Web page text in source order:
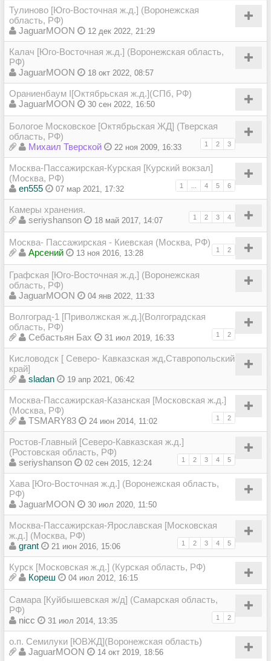
Тулиново [Юго-Восточная ж.д.] (Воронежская
область, РФ)
JaguarMOON
12 дек 2022, 21:29
Калач [Юго-Восточная ж.д.] (Воронежская область,
РФ)
JaguarMOON
18 окт 2022, 08:57
Ораниенбаум I[Октябрьская ж.д.](СПб, РФ)
JaguarMOON
30 сен 2022, 16:50
Бологое Московское [Октябрьская ЖД] (Тверская
область, РФ)
1 2 3
Михаил Тверской 22 ноя 2009, 16:33
Москва-Пассажирская-Курская [Курский вокзал]
(Москва, РФ)
1 4 5 6
en555 07 мар 2021, 17:32
Камеры хранения.
1 2 3 4
seriyshanson 18 май 2017, 14:07
Москва- Пассажирская - Киевская (Москва, РФ)
1 2
Арсений 13 ноя 2016, 13:28
Графская [Юго-Восточная ж.д.] (Воронежская
область, РФ)
JaguarMOON
04 янв 2022, 11:33
Волгоград-1 [Приволжская ж.д.](Волгоградская
область, РФ)
1 2
Себастьян Бах 31 июл 2019, 16:33
Кисловодск [ Северо- Кавказская жд,Ставропольский
край]
sladan
19 апр 2021, 06:42
Москва-Пассажирская-Казанская [Московская ж.д.]
(Москва, РФ)
1 2
TSMARY83 24 июн 2014, 11:02
Ростов-Главный [Северо-Кавказская ж.д.]
(Ростовская область, РФ)
1 2 3 4 5
seriyshanson 02 сен 2015, 12:24
Хава [Юго-Восточная ж.д.] (Воронежская область,
РФ)
JaguarMOON
30 июл 2020, 11:50
Москва-Пассажирская-Ярославская [Московская
ж.д.] (Москва, РФ)
1 2 3 4 5
grant 21 июн 2016, 15:06
Курск [Московская ж.д.] (Курская область, РФ)
Кореш
04 июл 2012, 16:15
Самара [Куйбышевская ж/д] (Самарская область,
РФ)
1 2
nicc 31 июл 2014, 13:35
о.п. Семилуки [ЮВЖД](Воронежская область)
JaguarMOON
14 окт 2019, 18:56